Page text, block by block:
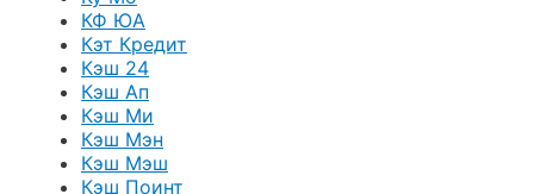
КФ ЮА
Кэт Кредит
Кэш 24
Кэш Ап
Кэш Ми
Кэш Мэн
Кэш Мэш
Кэш Поинт